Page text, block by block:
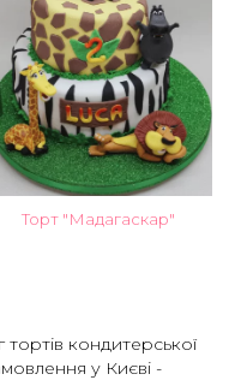
Торт "Мадагаскар"
тортів кондитерської
у Києві -